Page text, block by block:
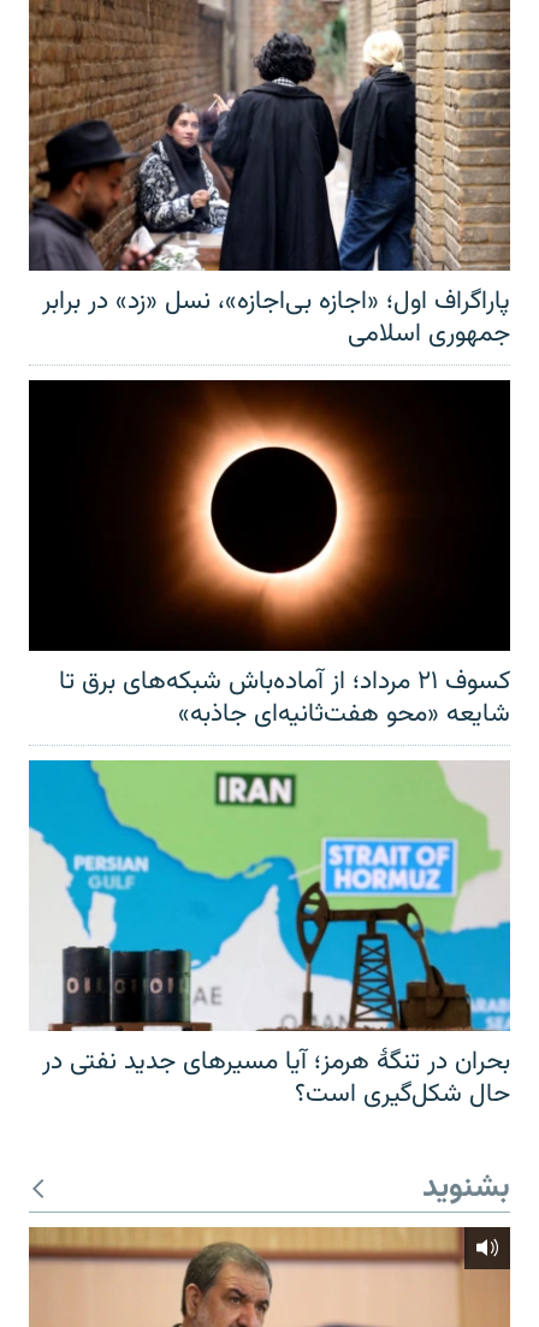
پاراگراف اول؛ «اجازه بی‌اجازه»، نسل «زد» در برابر
جمهوری اسلامی
کسوف ۲۱ مرداد؛ از آماده‌باش شبکه‌های برق تا
شایعه «محو هفت‌ثانیه‌ای جاذبه»
بحران در تنگهٔ هرمز؛ آیا مسیرهای جدید نفتی در
حال شکل‌گیری است؟
بشنوید